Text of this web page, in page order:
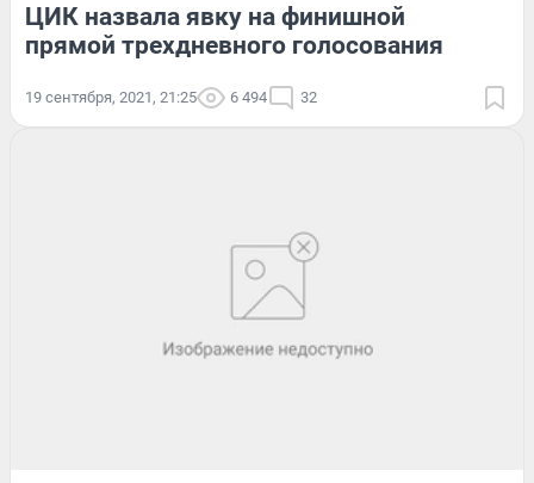
ЦИК назвала явку на финишной
прямой трехдневного голосования
19 сентября, 2021, 21:25 6 494 32